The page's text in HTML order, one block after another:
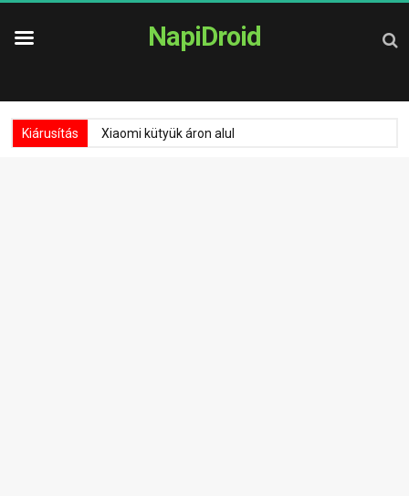
NapiDroid
Kiárusítás Xiaomi kütyük áron alul